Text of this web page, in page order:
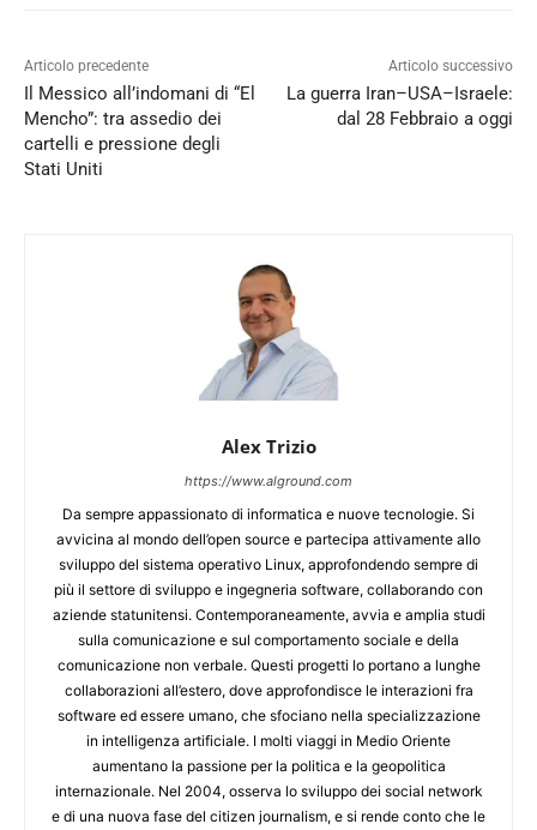
Articolo precedente
Il Messico all’indomani di “El
Mencho”: tra assedio dei
cartelli e pressione degli
Stati Uniti
Articolo successivo
La guerra Iran–USA–Israele:
dal 28 Febbraio a oggi
Alex Trizio
https://www.alground.com
Da sempre appassionato di informatica e nuove tecnologie. Si
avvicina al mondo dell’open source e partecipa attivamente allo
sviluppo del sistema operativo Linux, approfondendo sempre di
più il settore di sviluppo e ingegneria software, collaborando con
aziende statunitensi. Contemporaneamente, avvia e amplia studi
sulla comunicazione e sul comportamento sociale e della
comunicazione non verbale. Questi progetti lo portano a lunghe
collaborazioni all’estero, dove approfondisce le interazioni fra
software ed essere umano, che sfociano nella specializzazione
in intelligenza artificiale. I molti viaggi in Medio Oriente
aumentano la passione per la politica e la geopolitica
internazionale. Nel 2004, osserva lo sviluppo dei social network
e di una nuova fase del citizen journalism, e si rende conto che le